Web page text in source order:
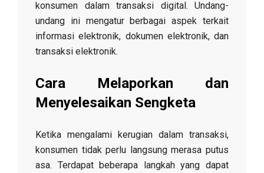
konsumen dalam transaksi digital. Undang-
undang ini mengatur berbagai aspek terkait
informasi elektronik, dokumen elektronik, dan
transaksi elektronik.
Cara Melaporkan dan
Menyelesaikan Sengketa
Ketika mengalami kerugian dalam transaksi,
konsumen tidak perlu langsung merasa putus
asa. Terdapat beberapa langkah yang dapat